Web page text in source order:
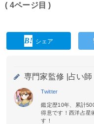
( 4ページ目 )
シェア
専門家監修 | 占い
Twitter
鑑定歴10年、累計
得意です！西洋占星
す！